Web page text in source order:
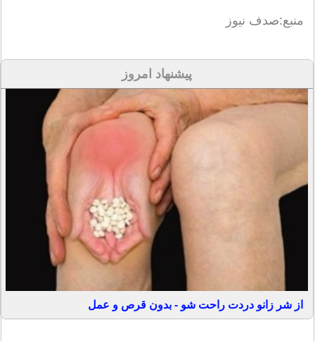
منبع:صدف نیوز
پیشنهاد امروز
از شر زانو دردت راحت شو - بدون قرص و عمل